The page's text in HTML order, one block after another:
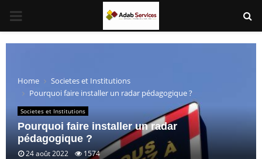
PRIMARY
MENU
Home
Societes et Institutions
Pourquoi faire installer un radar pédagogique ?
Societes et Institutions
Pourquoi faire installer un radar
pédagogique ?
24 août 2022 1574